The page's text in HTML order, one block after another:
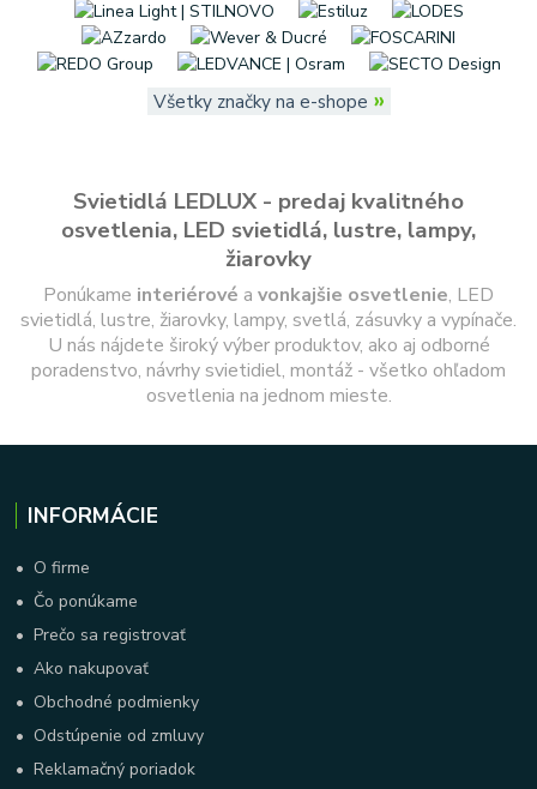
Všetky značky na e-shope »
Svietidlá LEDLUX - predaj kvalitného
osvetlenia, LED svietidlá, lustre, lampy,
žiarovky
Ponúkame interiérové a vonkajšie osvetlenie, LED
svietidlá, lustre, žiarovky, lampy, svetlá, zásuvky a vypínače.
U nás nájdete široký výber produktov, ako aj odborné
poradenstvo, návrhy svietidiel, montáž - všetko ohľadom
osvetlenia na jednom mieste.
INFORMÁCIE
• O firme
• Čo ponúkame
•Prečo sa registrovať
•Ako nakupovať
• Obchodné podmienky
• Odstúpenie od zmluvy
•Reklamačný poriadok